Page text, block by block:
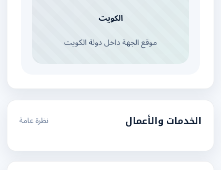
الكويت
موقع الجهة داخل دولة الكويت
الخدمات والأعمال نظرة عامة